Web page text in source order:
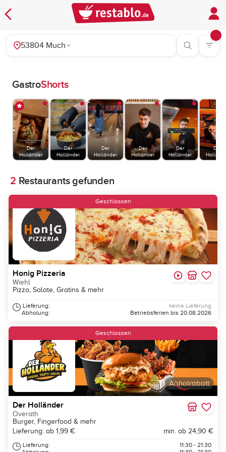
53804 Much
GastroShorts
Der
Holländer
Der
Holländer
Der
Holländer
Der
Holländer
Der
Holländer
Der
2 Restaurants gefunden
Geschlossen
Honig Pizzeria
Wiehl
Pizza, Salate, Gratins & mehr
Lieferung:
Abholung:
keine Lieferung
Betriebsferien bis 20.08.2026
Abholrabatt
Geschlossen
Der Holländer
Overath
Burger, Fingerfood & mehr
Lieferung: ab 1,99 €
min. ab 24,90 €
Lieferung:
11:30 - 21:30